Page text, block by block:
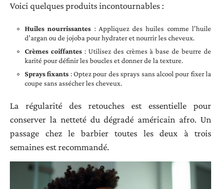
Voici quelques produits incontournables :
Huiles nourrissantes : Appliquez des huiles comme l’huile
d’argan ou de jojoba pour hydrater et nourrir les cheveux.
Crèmes coiffantes: Utilisez des crèmes à base de beurre de
karité pour définir les boucles et donner de la texture.
Sprays fixants : Optez pour des sprays sans alcool pour fixer la
coupe sans assécher les cheveux.
La régularité des retouches est essentielle pour
conserver la netteté du dégradé américain afro. Un
passage chez le barbier toutes les deux à trois
semaines est recommandé.